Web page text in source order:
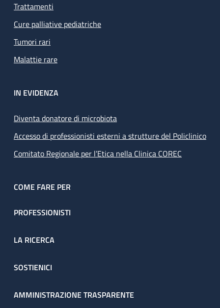
Trattamenti
Cure palliative pediatriche
Tumori rari
Malattie rare
IN EVIDENZA
Diventa donatore di microbiota
Accesso di professionisti esterni a strutture del Policlinico
Comitato Regionale per l’Etica nella Clinica COREC
COME FARE PER
PROFESSIONISTI
LA RICERCA
SOSTIENICI
AMMINISTRAZIONE TRASPARENTE